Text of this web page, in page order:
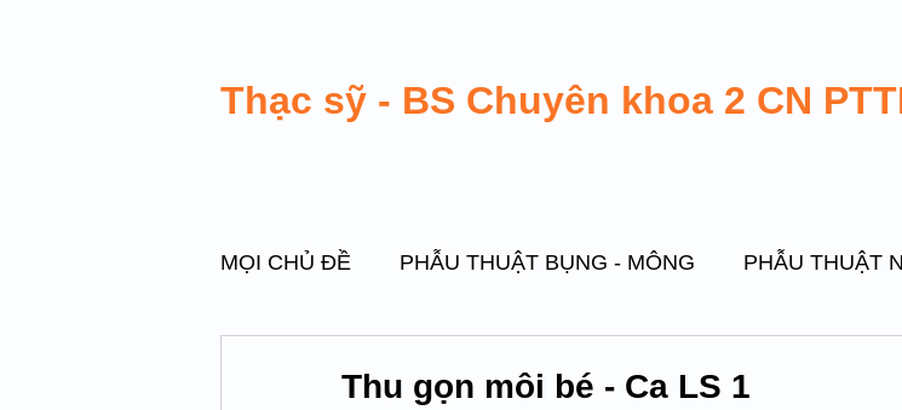
Thạc sỹ - BS Chuyên khoa 2 CN
MỌI CHỦ ĐỀ PHẪU THUẬT BỤNG - MÔNG PHẪU THUẬT
Thu gọn môi bé - Ca LS 1